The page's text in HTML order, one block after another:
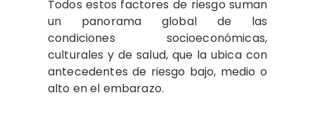
Todos estos factores de riesgo suman
un panorama global de las
condiciones socioeconómicas,
culturales y de salud, que la ubica con
antecedentes de riesgo bajo, medio o
alto en el embarazo.